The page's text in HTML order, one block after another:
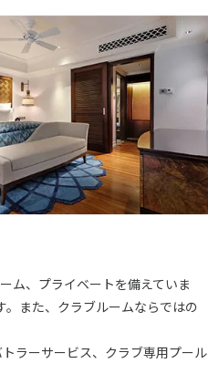
ム、プライベートを備えていま
また、クラブルームならではの
ラーサービス、クラブ専用プール